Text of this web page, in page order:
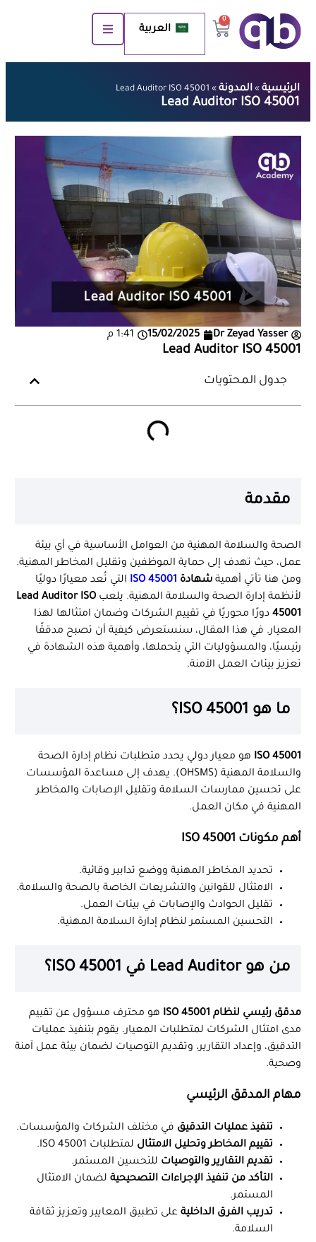
0
العربية
الرئيسية » المدونة »
Lead Auditor ISO 45001
Lead Auditor ISO 45001
Dr Zeyad Yasser
15/02/2025 1:41 م
Lead Auditor ISO 45001
جدول المحتويات
مقدمة
الصحة والسلامة المهنية من العوامل الأساسية في أي بيئة
عمل، حيث تهدف إلى حماية الموظفين وتقليل المخاطر المهنية.
ومن هنا تأتي أهمية شهادة
التي تُعد معيارًا دوليًا
لأنظمة إدارة الصحة والسلامة المهنية. يلعبLead Auditor ISO
45001 دورًا محوريًا في تقييم الشركات وضمان امتثالها لهذا
المعيار. في هذا المقال، سنستعرض كيفية أن تصبح مدققًا
رئيسيًا، والمسؤوليات التي يتحملها، وأهمية هذه الشهادة في
تعزيز بيئات العمل الآمنة.
ما هو ISO 45001؟
ISO 45001 هو معيار دولي يحدد متطلبات نظام إدارة الصحة
والسلامة المهنية (OHSMS). يهدف إلى مساعدة المؤسسات
على تحسين ممارسات السلامة وتقليل الإصابات والمخاطر
المهنية في مكان العمل.
أهم مكونات ISO 45001
تحديد المخاطر المهنية ووضع تدابير وقائية.
الامتثال للقوانين والتشريعات الخاصة بالصحة والسلامة.
تقليل الحوادث والإصابات في بيئات العمل.
التحسين المستمر لنظام إدارة السلامة المهنية.
من هو Lead Auditor في ISO 45001؟
مدقق رئيسي لنظام ISO 45001
هو محترف مسؤول عن تقييم
مدى امتثال الشركات لمتطلبات المعيار. يقوم بتنفيذ عمليات
التدقيق، وإعداد التقارير، وتقديم التوصيات لضمان بيئة عمل آمنة
وصحية.
مهام المدقق الرئيسي
تنفيذ عمليات التدقيق في مختلف الشركات والمؤسسات.
تقييم المخاطر وتحليل الامتثال لمتطلبات ISO 45001.
تقديم التقارير والتوصيات للتحسين المستمر.
التأكد من تنفيذ الإجراءات التصحيحية لضمان الامتثال
المستمر.
تدريب الفرق الداخلية على تطبيق المعايير وتعزيز ثقافة
السلامة.